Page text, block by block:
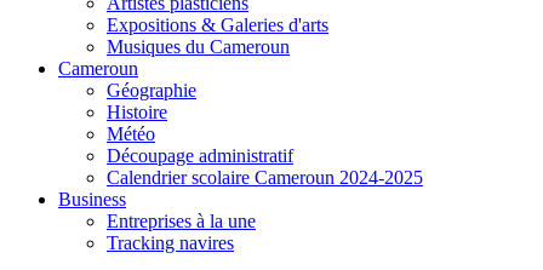
Expositions & Galeries d'arts
Musiques du Cameroun
Cameroun
Géographie
Histoire
Météo
Découpage administratif
Calendrier scolaire Cameroun 2024-2025
Business
Entreprises à la une
Tracking navires